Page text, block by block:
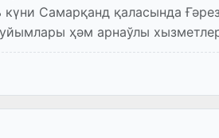
Самарқанд қаласында
ҳәм арнаўлы
баслады. Б...